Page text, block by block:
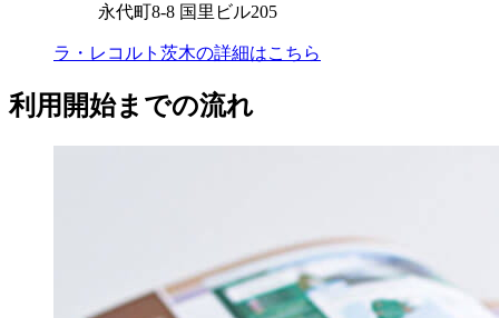
永代町8-8 国里ビル205
ラ・レコルト茨木の詳細はこちら
利用開始までの流れ